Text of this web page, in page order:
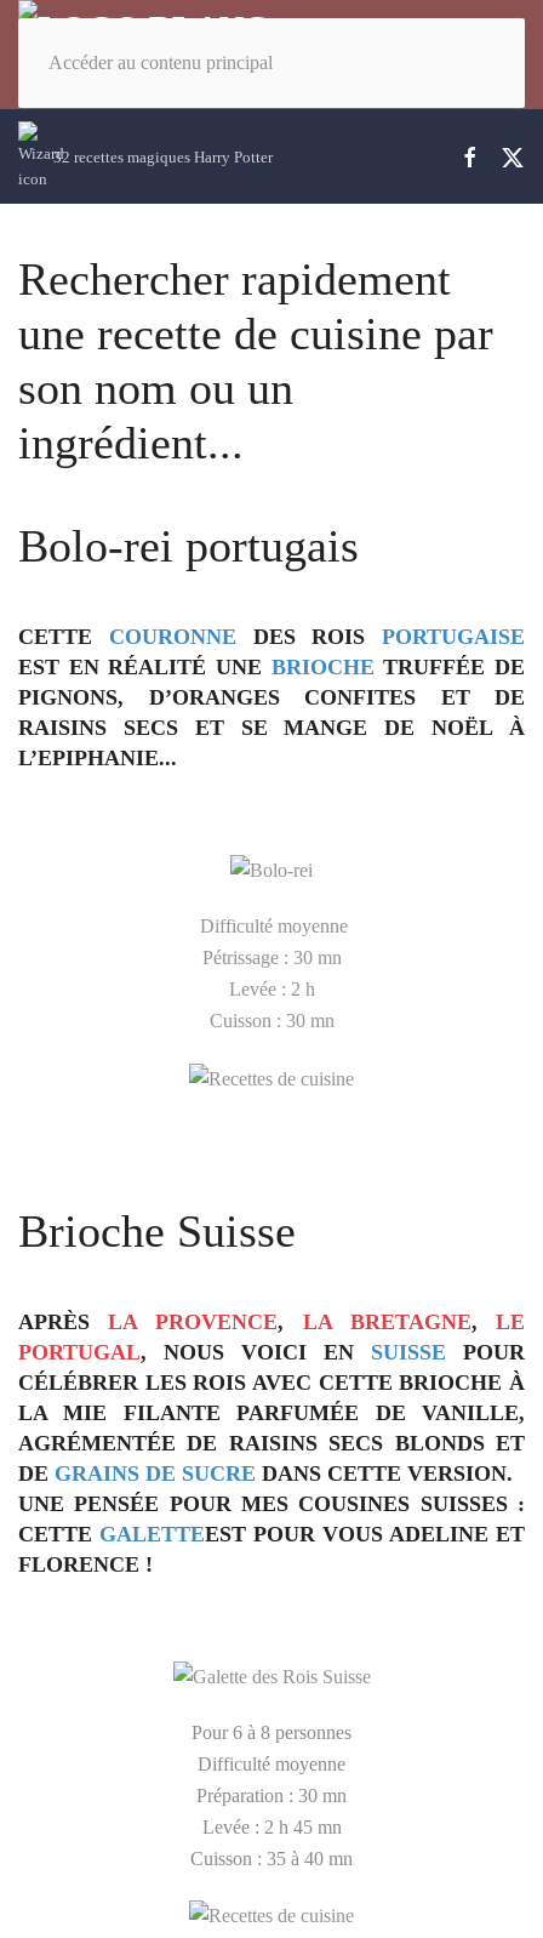
Accéder au contenu principal
32 recettes magiques Harry Potter
Rechercher rapidement
une recette de cuisine par
son nom ou un
ingrédient...
Bolo-rei portugais
CETTE COURONNE DES ROIS PORTUGAISE
EST EN RÉALITÉ UNE BRIOCHE TRUFFÉE DE
PIGNONS, D’ORANGES CONFITES ET DE
RAISINS SECS ET SE MANGE DE NOËL À
L’EPIPHANIE...
Difficulté moyenne
Pétrissage : 30 mn
Levée : 2 h
Cuisson : 30 mn
Brioche Suisse
APRÈSLA PROVENCE, LA BRETAGNE,LE
PORTUGAL, NOUS VOICI EN SUISSE POUR
CÉLÉBRER LES ROIS AVEC CETTE BRIOCHE À
LA MIE FILANTE PARFUMÉE DE VANILLE,
AGRÉMENTÉE DE RAISINS SECS BLONDS ET
DE GRAINS DE SUCRE DANS CETTE VERSION.
UNE PENSÉE POUR MES COUSINES SUISSES :
CETTE GALETTEEST POUR VOUS ADELINE ET
FLORENCE !
Pour 6 à 8 personnes
Difficulté moyenne
Préparation : 30 mn
Levée : 2 h 45 mn
Cuisson : 35 à 40 mn